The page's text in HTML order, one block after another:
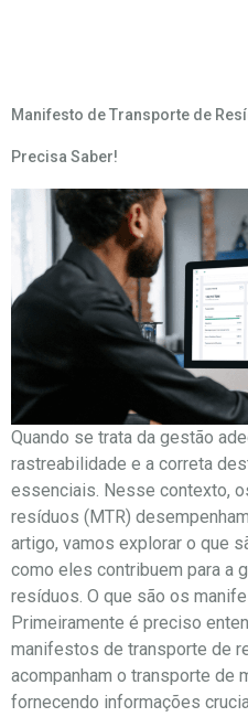
Manifesto de Transporte de
Precisa Saber!
Quando se trata da gestão
rastreabilidade e a correta
essenciais. Nesse contexto,
resíduos (MTR)
artigo, vamos explorar o que
como eles contribuem para a
resíduos. O que são os
Primeiramente é preciso
manifestos de transporte de
acompanham o transporte de
fornecendo informações